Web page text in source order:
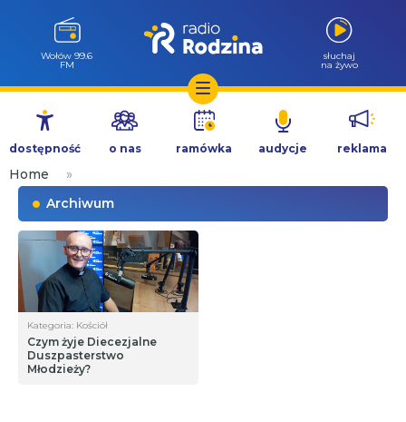
Przejdź
treści
Wołów 99.6
FM
słuchaj
na żywo
dostępność o nas ramówka audycje reklama
Home
»
Archiwum
Kategoria: Kościół
Czym żyje Diecezjalne
Duszpasterstwo
Młodzieży?